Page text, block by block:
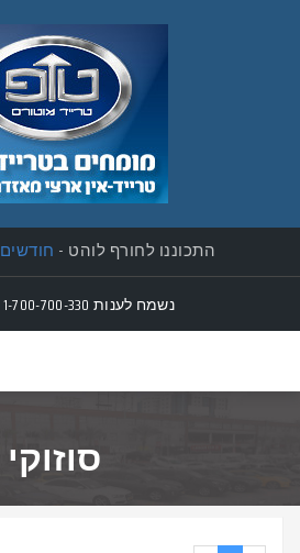
התכוננו לחורף לוהט - חודשים
1-700-700-330נשמח לענות
סוזוקי